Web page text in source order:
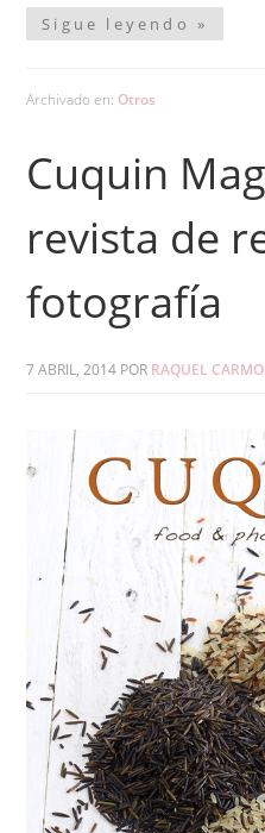
Sigue leyendo »
Archivado en: Otros
Cuquin
revista de
fotografía
7 ABRIL, 2014 POR RAQUEL